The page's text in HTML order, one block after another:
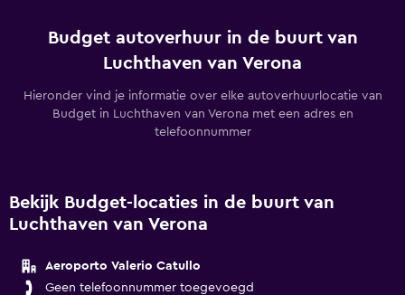
Budget autoverhuur in de buurt van
Luchthaven van Verona
Hieronder vind je informatie over elke autoverhuurlocatie van
Budget in Luchthaven van Verona met een adres en
telefoonnummer
Bekijk Budget-locaties in de buurt van
Luchthaven van Verona
Aeroporto Valerio Catullo
Geen telefoonnummer toegevoegd